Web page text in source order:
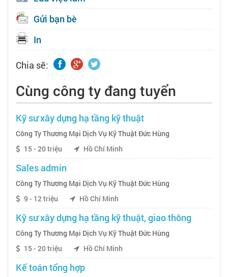
Gửi bạn bè
In
Chia sẽ:
Cùng công ty đang tuyển
Kỹ sư xây dựng hạ tầng kỹ thuật
Công Ty Thương Mại Dịch Vụ Kỹ Thuật Đức Hùng
15 - 20 triệu
Hồ Chí Minh
Sales admin
Công Ty Thương Mại Dịch Vụ Kỹ Thuật Đức Hùng
9 - 12 triệu
Hồ Chí Minh
Kỹ sư xây dựng hạ tầng kỹ thuật, giao thông
Công Ty Thương Mại Dịch Vụ Kỹ Thuật Đức Hùng
15 - 20 triệu
Hồ Chí Minh
Kế toán tổng hợp